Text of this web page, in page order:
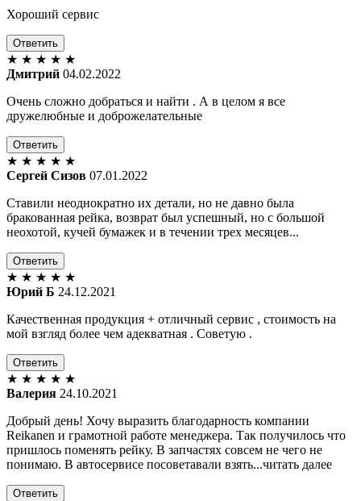
Хороший сервис
Ответить
★ ★ ★ ★ ★
Дмитрий 04.02.2022
Очень сложно добраться и найти . А в целом я все
дружелюбные и доброжелательные
Ответить
★ ★ ★ ★ ★
Сергей Сизов 07.01.2022
Ставили неоднократно их детали, но не давно была
бракованная рейка, возврат был успешный, но с большой
неохотой, кучей бумажек и в течении трех месяцев...
Ответить
★ ★ ★ ★ ★
Юрий Б 24.12.2021
Качественная продукция + отличный сервис , стоимость на
мой взгляд более чем адекватная . Советую .
Ответить
★ ★ ★ ★ ★
Валерия 24.10.2021
Добрый день! Хочу выразить благодарность компании
Reikanen и грамотной работе менеджера. Так получилось что
пришлось поменять рейку. В запчастях совсем не чего не
понимаю. В автосервисе посоветавали взять...читать далее
Ответить